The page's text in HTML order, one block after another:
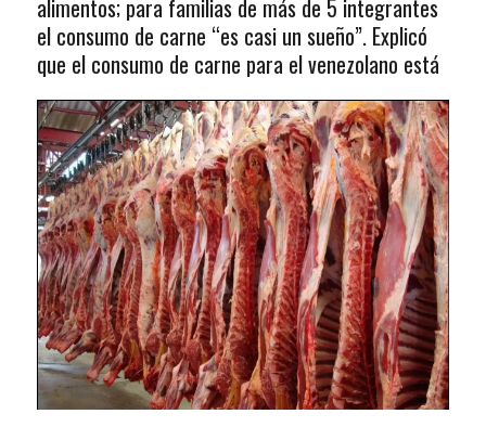
alimentos; para familias de más de 5 integrantes
el consumo de carne “es casi un sueño”. Explicó
que el consumo de carne para el venezolano está